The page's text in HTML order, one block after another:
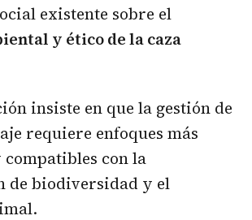
existente sobre el
y ético de la caza
insiste en que la gestión de
requiere enfoques más
compatibles con la
de biodiversidad y el